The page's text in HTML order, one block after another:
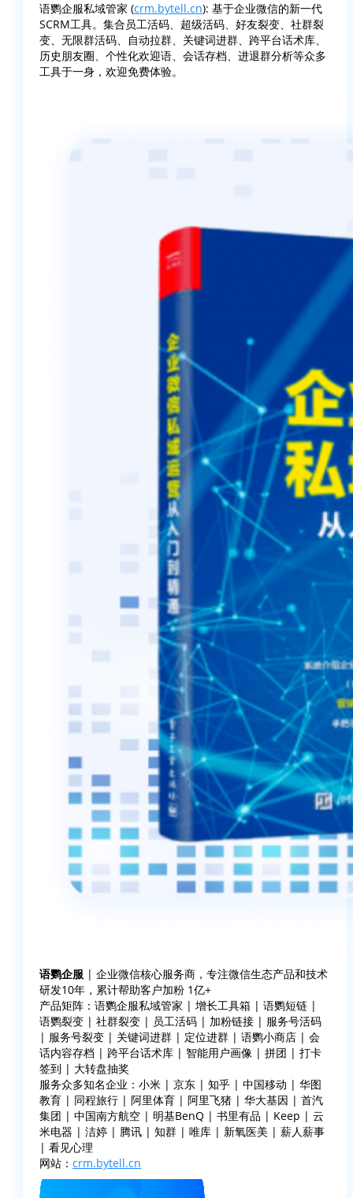
语鹦企服私域管家 (crm.bytell.cn): 基于企业微信的新一代
SCRM工具。集合员工活码、超级活码、好友裂变、社群裂
变、无限群活码、自动拉群、关键词进群、跨平台话术库、
历史朋友圈、个性化欢迎语、会话存档、进退群分析等众多
工具于一身，欢迎免费体验。
语鹦企服 | 企业微信核心服务商，专注微信生态产品和技术
研发10年，累计帮助客户加粉 1亿+
产品矩阵：语鹦企服私域管家 | 增长工具箱 | 语鹦短链 |
语鹦裂变 | 社群裂变 | 员工活码 | 加粉链接 | 服务号活码
| 服务号裂变 | 关键词进群 | 定位进群 | 语鹦小商店 | 会
话内容存档 | 跨平台话术库 | 智能用户画像 | 拼团 | 打卡
签到 | 大转盘抽奖
服务众多知名企业：小米 | 京东 | 知乎 | 中国移动 | 华图
教育 | 同程旅行 | 阿里体育 | 阿里飞猪 | 华大基因 | 首汽
集团 | 中国南方航空 | 明基BenQ | 书里有品 | Keep | 云
米电器 | 洁婷 | 腾讯 | 知群 | 唯库 | 新氧医美 | 薪人薪事
| 看见心理
网站： crm.bytell.cn